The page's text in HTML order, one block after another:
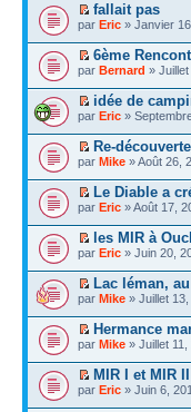
fallait pas
par Eric » Janvier
6ème
par Bernard »
idée de
par Eric »
Re-
par Mike » Août 26,
Le Diable a
par Eric » Août 17,
les MIR à
par Eric » Juin 20,
Lac léman,
par Mike » Juillet
Hermance
par Mike » Juillet
MIR I et MIR
par Eric » Juin 6,